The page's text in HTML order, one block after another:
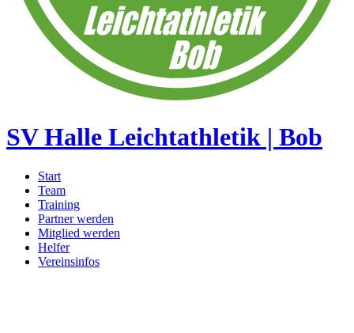
SV Halle Leichtathletik | Bob
Start
Team
Training
Partner werden
Mitglied werden
Helfer
Vereinsinfos